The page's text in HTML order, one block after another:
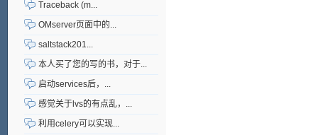
Traceback (m...
OMserver页面中的...
saltstack201...
本人买了您的写的书，对于...
启动services后，...
感觉关于lvs的有点乱，...
利用celery可以实现...